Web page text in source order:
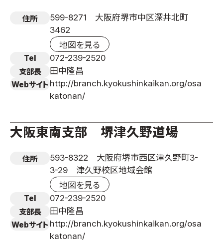
住所
599-8271 大阪府堺市中区深井北町
3462
地図を見る
Tel 072-239-2520
支部長 田中隆昌
Webサイト http://branch.kyokushinkaikan.org/osa
katonan/
大阪東南支部 堺津久野道場
住所
593-8322 大阪府堺市西区津久野町3-
3-29 津久野校区地域会館
地図を見る
Tel 072-239-2520
支部長 田中隆昌
Webサイト http://branch.kyokushinkaikan.org/osa
katonan/